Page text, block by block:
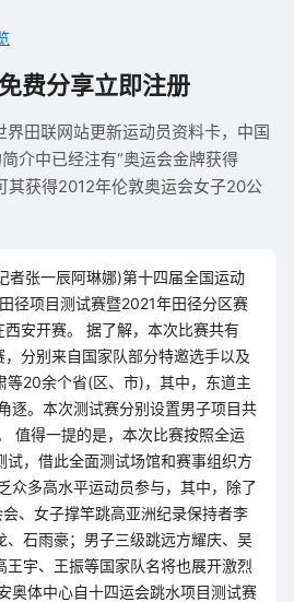
费分享立即注册
田联网站更新运动员资料卡，中国
介中已经注有“奥运会金牌获得
其获得2012年伦敦奥运会女子20公
者张一辰阿琳娜)第十四届全国运动
径项目测试赛暨2021年田径分区赛
安开赛。 据了解，本次比赛共有
分别来自国家队部分特邀选手以及
等20余个省(区、市)，其中，东道主
逐。本次测试赛分别设置男子项目共
值得一提的是，本次比赛按照全运
试，借此全面测试场馆和赛事组织方
众多高水平运动员参与，其中，除了
会、女子撑竿跳高亚洲纪录保持者李
、石雨豪；男子三级跳远方耀庆、吴
王宇、王振等国家队名将也展开激烈
奥体中心自十四运会跳水项目测试赛